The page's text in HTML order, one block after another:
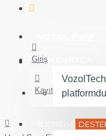
HAKKIMIZDA
Giriş
Kayıt Ol